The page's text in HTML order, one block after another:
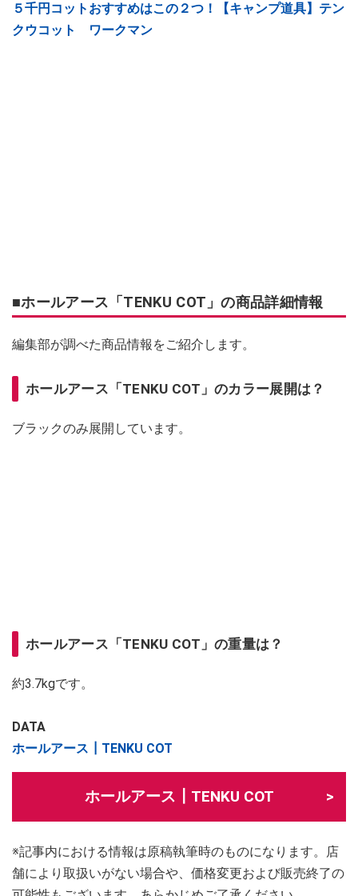
５千円コットおすすめはこの２つ！【キャンプ道具】テン
クウコット ワークマン
■ホールアース「TENKU COT」の商品詳細情報
編集部が調べた商品情報をご紹介します。
ホールアース「TENKU COT」のカラー展開は？
ブラックのみ展開しています。
ホールアース「TENKU COT」の重量は？
約3.7kgです。
DATA
ホールアース┃TENKU COT
ホールアース┃TENKU COT
※記事内における情報は原稿執筆時のものになります。店
舗により取扱いがない場合や、価格変更および販売終了の